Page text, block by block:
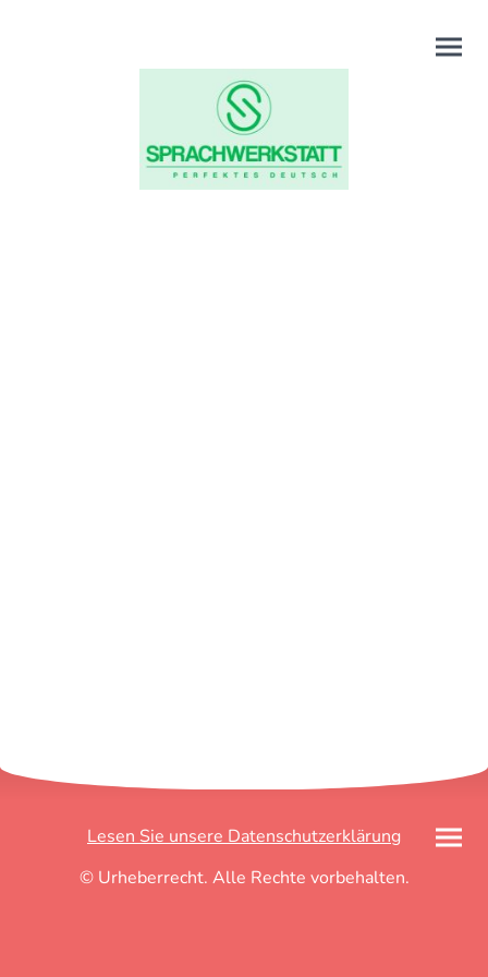
Lesen Sie unsere Datenschutzerklärung
© Urheberrecht. Alle Rechte vorbehalten.